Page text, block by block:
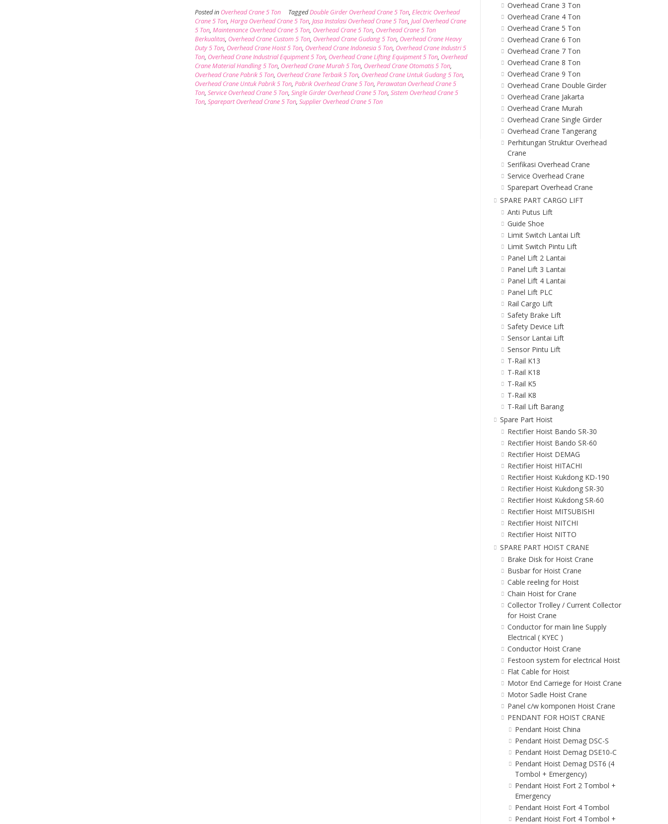
Posted in Overhead Crane 5 Ton TaggedDouble Girder Overhead Crane 5 Ton,Electric Overhead
Crane 5 Ton,Harga Overhead Crane 5 Ton,Jasa Instalasi Overhead Crane 5 Ton,Jual Overhead Crane
5 Ton,Maintenance Overhead Crane 5 Ton, Overhead Crane 5 Ton, Overhead Crane 5 Ton
Berkualitas, Overhead Crane Custom 5 Ton, Overhead Crane Gudang 5 Ton, Overhead Crane Heavy
Duty 5 Ton, Overhead Crane Hoist 5 Ton, Overhead Crane Indonesia 5 Ton, Overhead Crane Industri 5
Ton, Overhead Crane Industrial Equipment 5 Ton, Overhead Crane Lifting Equipment 5 Ton, Overhead
Crane Material Handling 5 Ton, Overhead Crane Murah 5 Ton, Overhead Crane Otomatis 5 Ton,
Overhead Crane Pabrik 5 Ton, Overhead Crane Terbaik 5 Ton, Overhead Crane Untuk Gudang 5 Ton,
Overhead Crane Untuk Pabrik 5 Ton,Pabrik Overhead Crane 5 Ton,Perawatan Overhead Crane 5
Ton,Service Overhead Crane 5 Ton,Single Girder Overhead Crane 5 Ton,Sistem Overhead Crane 5
Ton,Sparepart Overhead Crane 5 Ton,Supplier Overhead Crane 5 Ton
Overhead Crane 3 Ton
Overhead Crane 4 Ton
Overhead Crane 5 Ton
Overhead Crane 6 Ton
Overhead Crane 7 Ton
Overhead Crane 8 Ton
Overhead Crane 9 Ton
Overhead Crane Double Girder
Overhead Crane Jakarta
Overhead Crane Murah
Overhead Crane Single Girder
Overhead Crane Tangerang
Perhitungan Struktur Overhead
Crane
Serifikasi Overhead Crane
Service Overhead Crane
Sparepart Overhead Crane
SPARE PART CARGO LIFT
Anti Putus Lift
Guide Shoe
Limit Switch Lantai Lift
Limit Switch Pintu Lift
Panel Lift 2 Lantai
Panel Lift 3 Lantai
Panel Lift 4 Lantai
Panel Lift PLC
Rail Cargo Lift
Safety Brake Lift
Safety Device Lift
Sensor Lantai Lift
Sensor Pintu Lift
T-Rail K13
T-Rail K18
T-Rail K5
T-Rail K8
T-Rail Lift Barang
Spare Part Hoist
Rectifier Hoist Bando SR-30
Rectifier Hoist Bando SR-60
Rectifier Hoist DEMAG
Rectifier Hoist HITACHI
Rectifier Hoist Kukdong KD-190
Rectifier Hoist Kukdong SR-30
Rectifier Hoist Kukdong SR-60
Rectifier Hoist MITSUBISHI
Rectifier Hoist NITCHI
Rectifier Hoist NITTO
SPARE PART HOIST CRANE
Brake Disk for Hoist Crane
Busbar for Hoist Crane
Cable reeling for Hoist
Chain Hoist for Crane
Collector Trolley / Current Collector
for Hoist Crane
Conductor for main line Supply
Electrical ( KYEC )
Conductor Hoist Crane
Festoon system for electrical Hoist
Flat Cable for Hoist
Motor End Carriege for Hoist Crane
Motor Sadle Hoist Crane
Panel c/w komponen Hoist Crane
PENDANT FOR HOIST CRANE
Pendant Hoist China
Pendant Hoist Demag DSC-S
Pendant Hoist Demag DSE10-C
Pendant Hoist Demag DST6 (4
Tombol + Emergency)
Pendant Hoist Fort 2 Tombol +
Emergency
Pendant Hoist Fort 4 Tombol
Pendant Hoist Fort 4 Tombol +